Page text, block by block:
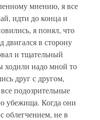
мнению, я все
идти до конца и
я понял, что
двигался в сторону
и тщательный
ходили надо мной то
друг с другом,
подозрительные
убежища. Когда они
облегчением, не в